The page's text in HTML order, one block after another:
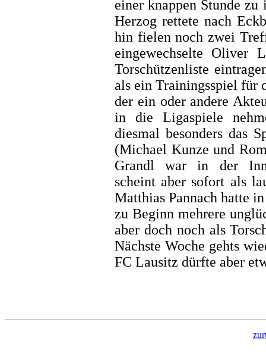
einer knappen Stunde
Herzog rettete nach
hin fielen noch zwei
eingewechselte Oliver
Torschützenliste
als ein Trainingsspiel für
der ein oder andere
in die Ligaspiele
diesmal besonders das
(Michael Kunze und
Grandl war in der
scheint aber sofort als
Matthias Pannach hatte
zu Beginn mehrere
aber doch noch als
Nächste Woche gehts
FC Lausitz dürfte aber